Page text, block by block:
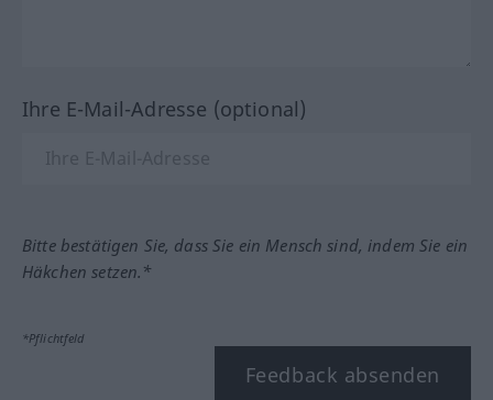
Ihre E-Mail-Adresse (optional)
Bitte bestätigen Sie, dass Sie ein Mensch sind, indem Sie ein
Häkchen setzen.*
*Pflichtfeld
Feedback absenden